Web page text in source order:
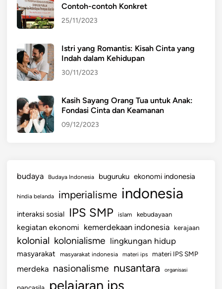
a
n
d
u
s
Contoh-contoh Konkret
25/11/2023
Istri yang Romantis: Kisah Cinta yang
Indah dalam Kehidupan
30/11/2023
Kasih Sayang Orang Tua untuk Anak:
Fondasi Cinta dan Keamanan
09/12/2023
budaya Budaya Indonesia buguruku ekonomi indonesia
hindia belanda imperialisme indonesia
interaksi sosial IPS SMP islam kebudayaan
kegiatan ekonomi kemerdekaan indonesia kerajaan
kolonial kolonialisme lingkungan hidup
masyarakat masyarakat indonesia materi ips materi IPS SMP
merdeka nasionalisme nusantara organisasi
pelajaran ips